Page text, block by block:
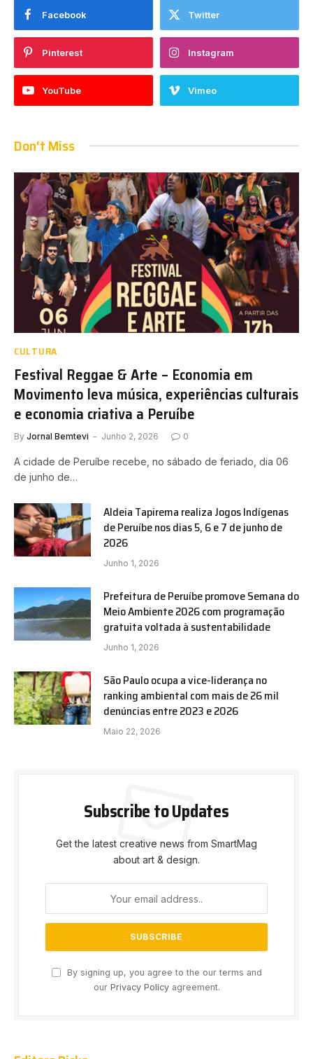
Facebook Twitter
Pinterest Instagram
YouTube Vimeo
Don't Miss
CULTURA
Festival Reggae & Arte – Economia em
Movimento leva música, experiências culturais
e economia criativa a Peruíbe
By Jornal Bemtevi Junho 2, 2026 0
A cidade de Peruíbe recebe, no sábado de feriado, dia 06
de junho de…
Aldeia Tapirema realiza Jogos Indígenas
de Peruíbe nos dias 5, 6 e 7 de junho de
2026
Junho 1, 2026
Prefeitura de Peruíbe promove Semana do
Meio Ambiente 2026 com programação
gratuita voltada à sustentabilidade
Junho 1, 2026
São Paulo ocupa a vice-liderança no
ranking ambiental com mais de 26 mil
denúncias entre 2023 e 2026
Maio 22, 2026
Subscribe to Updates
Get the latest creative news from SmartMag
about art & design.
By signing up, you agree to the our terms and
our Privacy Policyagreement.